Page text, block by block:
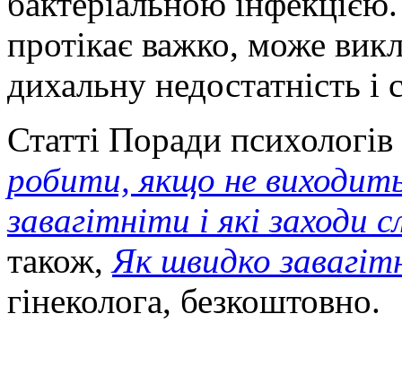
протікає важко, може
дихальну недостатність і
Статті Поради
робити, якщо не
завагітніти і які заходи
також,Як швидко
гінеколога, безкоштовно.